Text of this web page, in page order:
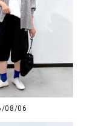
08/06